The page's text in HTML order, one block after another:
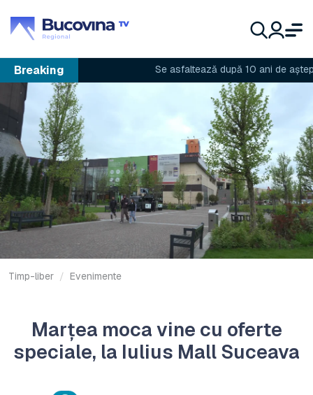
Breaking Se asfaltează după 10 ani de așteptare
Timp-liber Evenimente
Marțea moca vine cu oferte
speciale, la Iulius Mall Suceava